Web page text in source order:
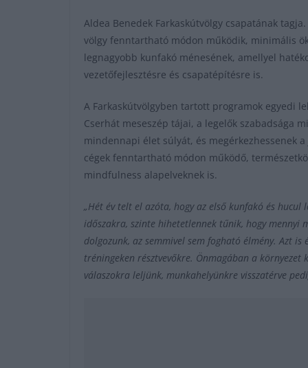
Aldea Benedek Farkaskútvölgy csapatának
völgy fenntartható módon működik, minimális
legnagyobb kunfakó ménesének, amellyel
vezetőfejlesztésre és csapatépítésre is.
A Farkaskútvölgyben tartott programok egyedi
Cserhát meseszép tájai, a legelők szabadsága
mindennapi élet súlyát, és megérkezhessenek
cégek fenntartható módon működő,
mindfulness alapelveknek is.
„Hét év telt el azóta, hogy az első kunfakó és hucul
időszakra, szinte hihetetlennek tűnik, hogy
dolgozunk, az semmivel sem fogható élmény. Azt
tréningeken résztvevőkre. Önmagában a környezet
válaszokra leljünk, munkahelyünkre visszatérve